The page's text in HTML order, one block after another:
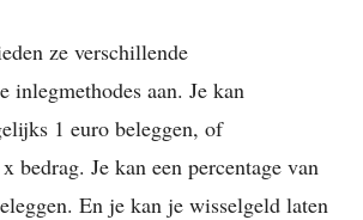
ze verschillende
inlegmethodes aan. Je kan
1 euro beleggen, of
bedrag. Je kan een percentage van
En je kan je wisselgeld laten